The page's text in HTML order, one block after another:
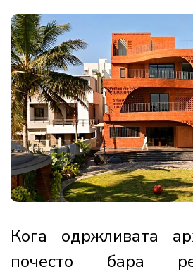
Кога одржливата
почесто бара